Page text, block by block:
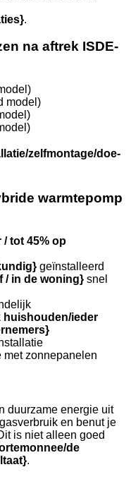
.
na aftrek ISDE-
model)
zelfmontage/doe-
warmtepomp
/ tot 45% op
geïnstalleerd
/ in de woning} snel
huishouden/ieder
met zonnepanelen
duurzame energie uit
en benut je
is niet alleen goed
de
.